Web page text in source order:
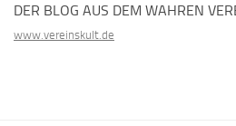
DER BLOG AUS DEM WAHREN
www.vereinskult.de